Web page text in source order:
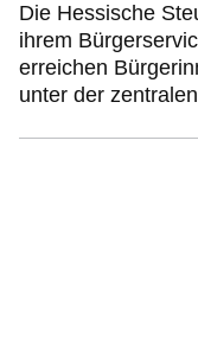
Die Hessische
ihrem
erreichen
unter der